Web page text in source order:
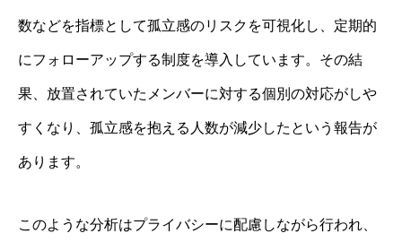
数などを指標として孤立感のリスクを可視化し、定期的
にフォローアップする制度を導入しています。その結
果、放置されていたメンバーに対する個別の対応がしや
すくなり、孤立感を抱える人数が減少したという報告が
あります。
このような分析はプライバシーに配慮しながら行われ、